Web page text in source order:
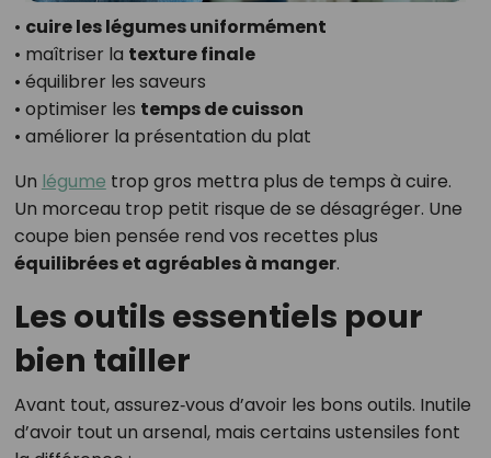
• cuire les légumes uniformément
• maîtriser la texture finale
• équilibrer les saveurs
• optimiser les temps de cuisson
• améliorer la présentation du plat
Un légume trop gros mettra plus de temps à cuire.
Un morceau trop petit risque de se désagréger. Une
coupe bien pensée rend vos recettes plus
équilibrées et agréables à manger.
Les outils essentiels pour
bien tailler
Avant tout, assurez‑vous d’avoir les bons outils. Inutile
d’avoir tout un arsenal, mais certains ustensiles font